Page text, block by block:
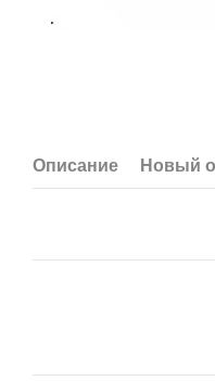
Описание Новый